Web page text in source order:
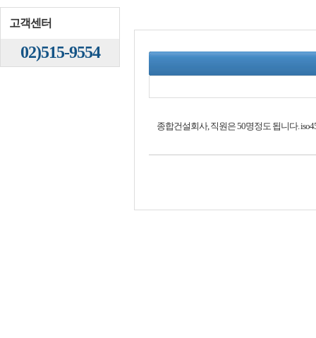
고객센터
02)515-9554
종합건설회사, 직원은 50명정도 됩니다.